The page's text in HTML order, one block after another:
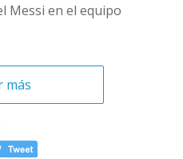
Messi en el equipo
más